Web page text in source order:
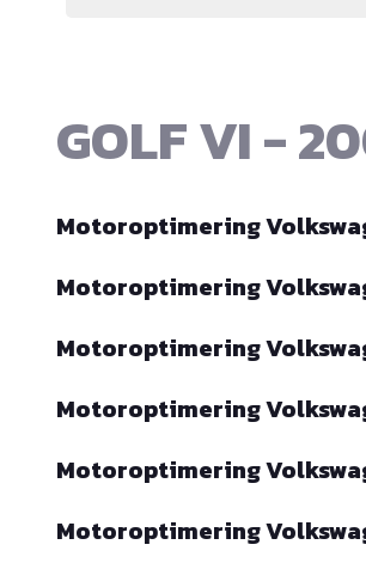
GOLF VI -
Motoroptimering
Motoroptimering
Motoroptimering
Motoroptimering
Motoroptimering
Motoroptimering